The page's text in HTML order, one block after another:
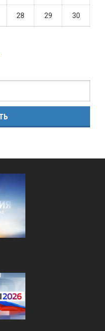
28 29 30